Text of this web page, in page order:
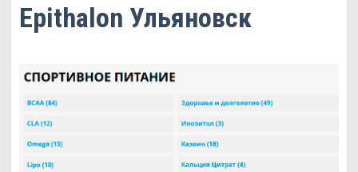
Epithalon Ульяновск